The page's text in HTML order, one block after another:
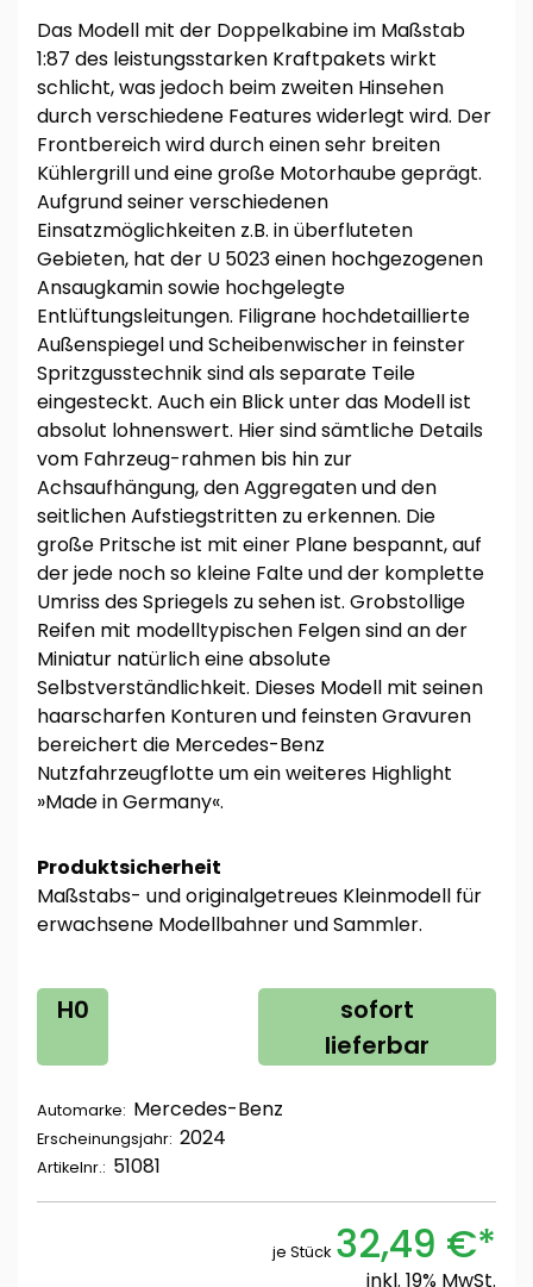
Das Modell mit der Doppelkabine im Maßstab
1:87 des leistungsstarken Kraftpakets wirkt
schlicht, was jedoch beim zweiten Hinsehen
durch verschiedene Features widerlegt wird. Der
Frontbereich wird durch einen sehr breiten
Kühlergrill und eine große Motorhaube geprägt.
Aufgrund seiner verschiedenen
Einsatzmöglichkeiten z.B. in überfluteten
Gebieten, hat der U 5023 einen hochgezogenen
Ansaugkamin sowie hochgelegte
Entlüftungsleitungen. Filigrane hochdetaillierte
Außenspiegel und Scheibenwischer in feinster
Spritzgusstechnik sind als separate Teile
eingesteckt. Auch ein Blick unter das Modell ist
absolut lohnenswert. Hier sind sämtliche Details
vom Fahrzeug-rahmen bis hin zur
Achsaufhängung, den Aggregaten und den
seitlichen Aufstiegstritten zu erkennen. Die
große Pritsche ist mit einer Plane bespannt, auf
der jede noch so kleine Falte und der komplette
Umriss des Spriegels zu sehen ist. Grobstollige
Reifen mit modelltypischen Felgen sind an der
Miniatur natürlich eine absolute
Selbstverständlichkeit. Dieses Modell mit seinen
haarscharfen Konturen und feinsten Gravuren
bereichert die Mercedes-Benz
Nutzfahrzeugflotte um ein weiteres Highlight
»Made in Germany«.
Produktsicherheit
Maßstabs- und originalgetreues Kleinmodell für
erwachsene Modellbahner und Sammler.
H0
sofort
lieferbar
Automarke: Mercedes-Benz
Erscheinungsjahr: 2024
Artikelnr.: 51081
je Stück 32,49 €*
inkl. 19% MwSt.